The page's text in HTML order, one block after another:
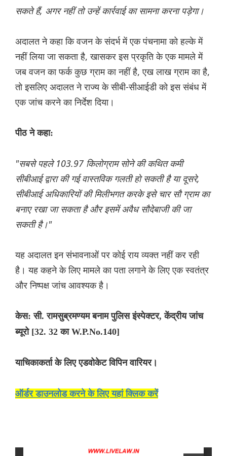
सकते हैं, अगर नहीं तो उन्हें कार्रवाई का सामना करना पड़ेगा।
अदालत ने कहा कि वजन के संदर्भ में एक पंचनामा को हल्के में
नहीं लिया जा सकता है, खासकर इस प्रकृति के एक मामले में
जब वजन का फर्क कुछ ग्राम का नहीं है, एख लाख ग्राम का है,
तो इसलिए अदालत ने राज्य के सीबी-सीआईडी ​​को इस संबंध में
एक जांच करने का निर्देश दिया।
पीठ ने कहा:
"सबसे पहले 103.97 किलोग्राम सोने की कथित कमी
सीबीआई द्वारा की गई वास्तविक गलती हो सकती है या दूसरे,
सीबीआई अधिकारियों की मिलीभगत करके इसे चार सौ ग्राम का
बनाए रखा जा सकता है और इसमें अवैध सौदेबाजी की जा
सकती है।"
यह अदालत इन संभावनाओं पर कोई राय व्यक्त नहीं कर रही
है। यह कहने के लिए मामले का पता लगाने के लिए एक स्वतंत्र
और निष्पक्ष जांच आवश्यक है।
केस: सी. रामसुब्रमण्यम बनाम पुलिस इंस्पेक्टर, केंद्रीय जांच
ब्यूरो [32. 32 का W.P.No.140]
याचिकाकर्ता के लिए एडवोकेट विपिन वारियर।
ऑर्डर डाउनलोड करने के लिए यहां क्लिक करें